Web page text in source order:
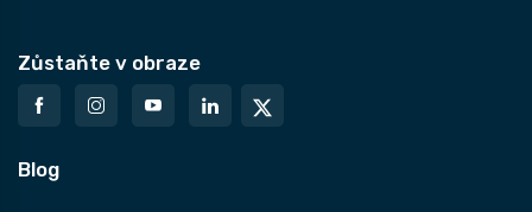
Zůstaňte v obraze
Blog